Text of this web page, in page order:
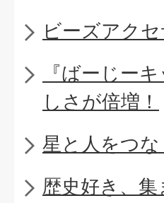
ビーズアク
『ばーじー
しさが倍増！
星と人をつ
歴史好き、